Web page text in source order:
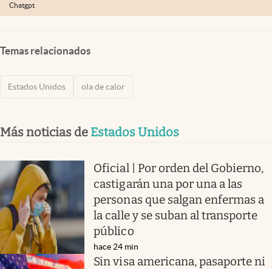
Chatgpt
Temas relacionados
Estados Unidos ola de calor
Más noticias de Estados Unidos
Oficial | Por orden del Gobierno,
castigarán una por una a las
personas que salgan enfermas a
la calle y se suban al transporte
público
hace 24 min
Sin visa americana, pasaporte ni